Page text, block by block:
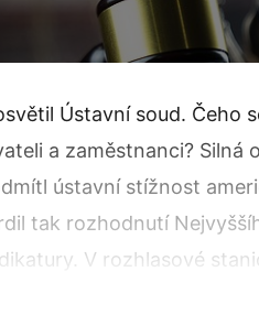
Ústavní soud. Čeho
a zaměstnanci? Silná
ústavní stížnost
tak rozhodnutí
V rozhlasové